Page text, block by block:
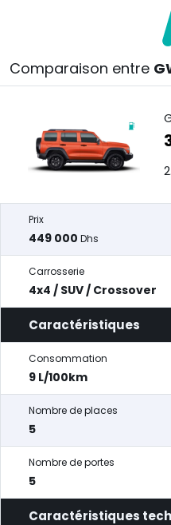
Comparaison entre
Prix
449 000 Dhs
Carrosserie
4x4 / SUV / Crossover
Caractéristiques
Consommation
9 L/100km
Nombre de places
5
Nombre de portes
5
Caractéristiques